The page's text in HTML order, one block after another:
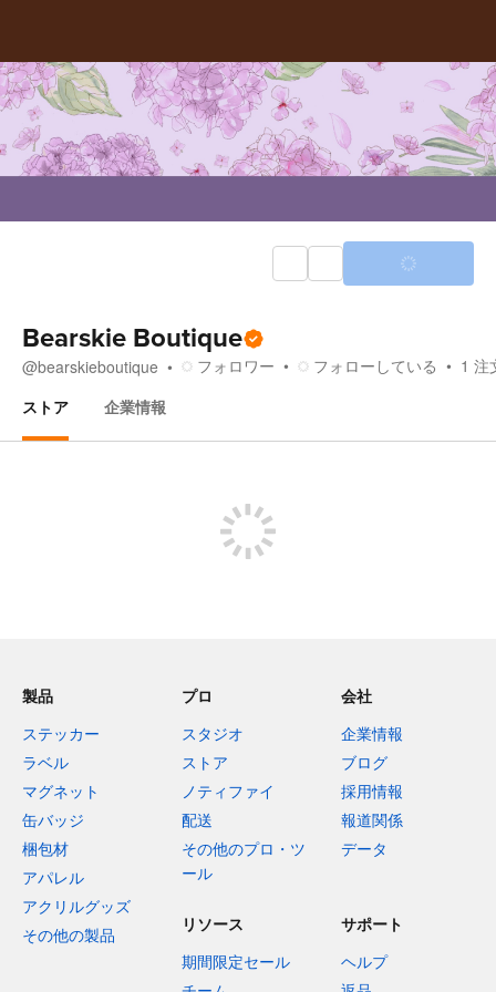
Bearskie Boutique
@bearskieboutique フォロワー フォローしている 1 注
ストア
企業情報
製品
ステッカー
ラベル
マグネット
缶バッジ
梱包材
アパレル
アクリルグッズ
その他の製品
プロ
スタジオ
ストア
ノティファイ
配送
その他のプロ・ツ
ール
会社
企業情報
ブログ
採用情報
報道関係
データ
リソース
期間限定セール
サポート
ヘルプ